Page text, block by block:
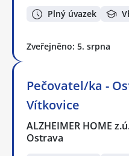
Plný úvazek
Zveřejněno: 5. srpna
Pečovatel/ka -
Vítkovice
ALZHEIMER HOME
Ostrava